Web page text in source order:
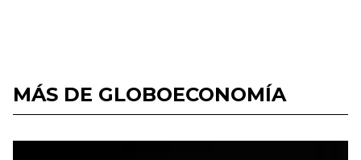
MÁS DE GLOBOECONOMÍA